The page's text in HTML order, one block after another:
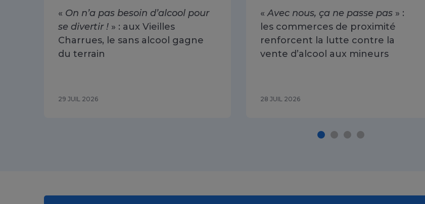
« On n’a pas besoin d’alcool pour
se divertir ! » : aux Vieilles
Charrues, le sans alcool gagne
du terrain
29 JUIL 2026
«Avec nous, ça ne passe pas » :
les commerces de proximité
renforcent la lutte contre la
vente d’alcool aux mineurs
28 JUIL 2026